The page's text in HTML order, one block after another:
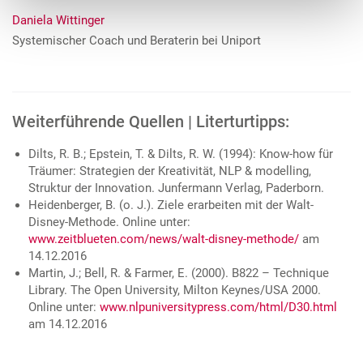
Daniela Wittinger
Systemischer Coach und Beraterin bei Uniport
Weiterführende Quellen | Literturtipps:
Dilts, R. B.; Epstein, T. & Dilts, R. W. (1994): Know-how für
Träumer: Strategien der Kreativität, NLP & modelling,
Struktur der Innovation. Junfermann Verlag, Paderborn.
Heidenberger, B. (o. J.). Ziele erarbeiten mit der Walt-
Disney-Methode. Online unter:
www.zeitblueten.com/news/walt-disney-methode/ am
14.12.2016
Martin, J.; Bell, R. & Farmer, E. (2000). B822 – Technique
Library. The Open University, Milton Keynes/USA 2000.
Online unter: www.nlpuniversitypress.com/html/D30.html
am 14.12.2016